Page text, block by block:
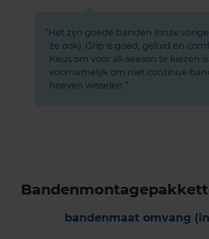
Het zijn goede banden (onze
ze ook). Grip is goed, geluid en
Keus om voor all-season te kiezen is
voornamelijk om niet continue
hoeven wisselen.
bandenmaat omvang